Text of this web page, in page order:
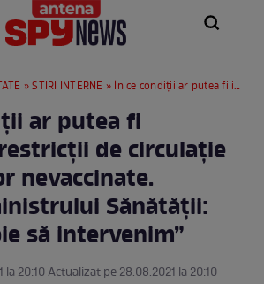
»STIRI INTERNE » În ce condiții ar putea fi introduse restricții de circulație persoanelor nevaccinate. Anunțul ministrului Sănătății: ”Este nevoie să intervenim”
ar putea fi
de circulație
nevaccinate.
Sănătății:
să intervenim”
20:10 Actualizat pe 28.08.2021 la 20:10